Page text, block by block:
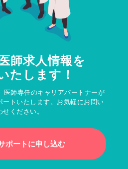
師求人情報を
たします！
医師専任のキャリアパートナーが
ートいたします。お気軽にお問い
せください。
ポートに申し込む